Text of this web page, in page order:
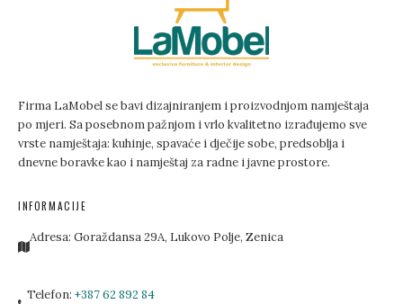
Firma LaMobel se bavi dizajniranjem i proizvodnjom namještaja
po mjeri. Sa posebnom pažnjom i vrlo kvalitetno izrađujemo sve
vrste namještaja: kuhinje, spavaće i dječije sobe, predsoblja i
dnevne boravke kao i namještaj za radne i javne prostore.
INFORMACIJE
Adresa: Goraždansa 29A, Lukovo Polje, Zenica
Telefon: +387 62 892 84